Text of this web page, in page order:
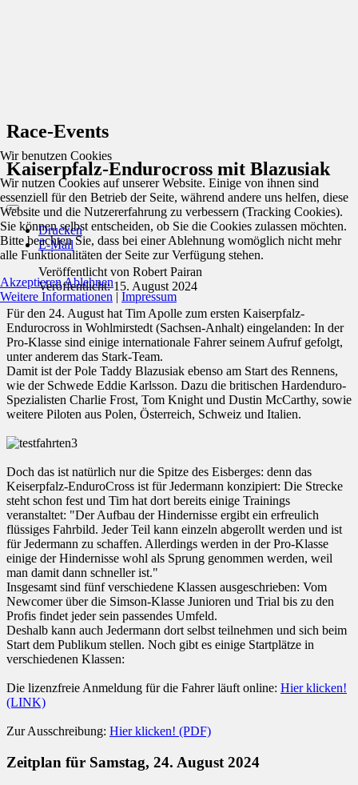
Race-Events
Kaiserpfalz-Endurocross mit Blazusiak
Drucken
E-Mail
Veröffentlicht von Robert Pairan
Veröffentlicht: 15. August 2024
Für den 24. August hat Tim Apolle zum ersten Kaiserpfalz-
Endurocross in Wohlmirstedt (Sachsen-Anhalt) eingelanden: In der
Pro-Klasse sind einige internationale Fahrer seinem Aufruf gefolgt,
unter anderem das Stark-Team.
Damit ist der Pole Taddy Blazusiak ebenso am Start des Rennens,
wie der Schwede Eddie Karlsson. Dazu die britischen Hardenduro-
Spezialisten Charlie Frost, Tom Knight und Dustin McCarthy, sowie
weitere Piloten aus Polen, Österreich, Schweiz und Italien.
Doch das ist natürlich nur die Spitze des Eisberges: denn das
Keiserpfalz-EnduroCross ist für Jedermann konzipiert: Die Strecke
steht schon fest und Tim hat dort bereits einige Trainings
veranstaltet: "Der Aufbau der Hindernisse ergibt ein erfreulich
flüssiges Fahrbild. Jeder Teil kann einzeln abgerollt werden und ist
für Jedermann zu schaffen. Allerdings werden in der Pro-Klasse
einige der Hindernisse wohl als Sprung genommen werden, weil
man damit dann schneller ist."
Insgesamt sind fünf verschiedene Klassen ausgeschrieben: Vom
Newcomer über die Simson-Klasse Junioren und Trial bis zu den
Profis findet jeder sein passendes Umfeld.
Deshalb kann auch Jedermann dort selbst teilnehmen und sich beim
Start dem Publikum stellen. Noch gibt es einige Startplätze in
verschiedenen Klassen:
Die lizenzfreie Anmeldung für die Fahrer läuft online: Hier klicken!
(LINK)
Zur Ausschreibung: Hier klicken! (PDF)
Zeitplan für Samstag, 24. August 2024
Wir benutzen Cookies
Wir nutzen Cookies auf unserer Website. Einige von ihnen sind
essenziell für den Betrieb der Seite, während andere uns helfen, diese
Website und die Nutzererfahrung zu verbessern (Tracking Cookies).
Sie können selbst entscheiden, ob Sie die Cookies zulassen möchten.
Bitte beachten Sie, dass bei einer Ablehnung womöglich nicht mehr
alle Funktionalitäten der Seite zur Verfügung stehen.
AkzeptierenAblehnen
Weitere Informationen | Impressum